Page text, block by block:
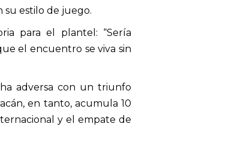
su estilo de juego.
para el plantel: “Sería
el encuentro se viva sin
adversa con un triunfo
en tanto, acumula 10
y el empate de